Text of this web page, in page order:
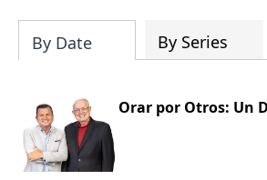
By Date By Series
Orar por Otros: Un